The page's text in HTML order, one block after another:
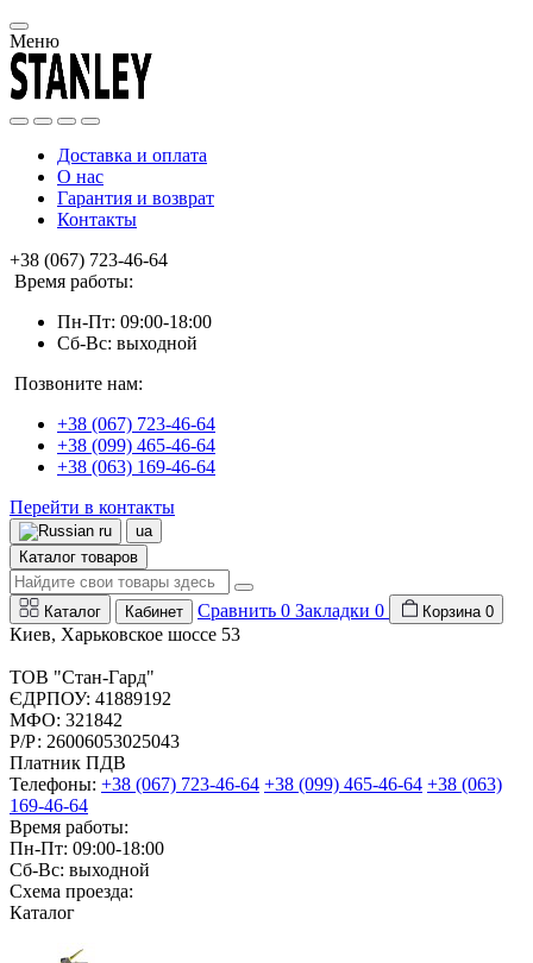
Меню
Доставка и оплата
О нас
Гарантия и возврат
Контакты
+38 (067) 723-46-64
Время работы:
Пн-Пт: 09:00-18:00
Сб-Вс: выходной
Позвоните нам:
+38 (067) 723-46-64
+38 (099) 465-46-64
+38 (063) 169-46-64
Перейти в контакты
ru
ua
Каталог товаров
Каталог Кабинет Сравнить 0 Закладки 0 Корзина 0
Киев, Харьковское шоссе 53
ТОВ "Стан-Гард"
ЄДРПОУ: 41889192
МФО: 321842
Р/Р: 26006053025043
Платник ПДВ
Телефоны: +38 (067) 723-46-64 +38 (099) 465-46-64 +38 (063)
169-46-64
Время работы:
Пн-Пт: 09:00-18:00
Сб-Вс: выходной
Схема проезда:
Каталог